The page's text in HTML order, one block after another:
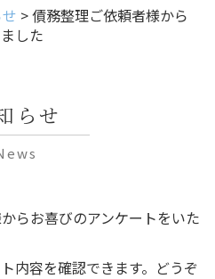
>債務整理ご依頼者様から
した
らせ
らお喜びのアンケートをいた
内容を確認できます。どうぞ